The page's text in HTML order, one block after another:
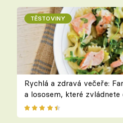
TĚSTOVINY
Rychlá a zdravá večeře:
a lososem, které zvládnete